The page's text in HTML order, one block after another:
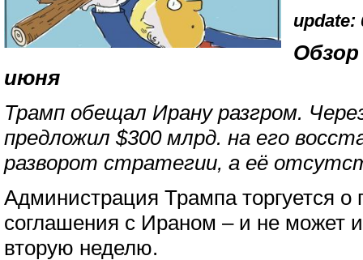
update:
Обзор
июня
Трамп обещал Ирану разгром.
предложил $300 млрд. на его
разворот стратегии, а её
Администрация Трампа торгуется о
соглашения с Ираном – и не может
вторую неделю.